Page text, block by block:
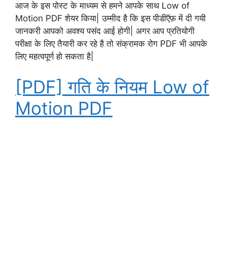
आज के इस पोस्ट के माध्यम से हमने आपके साथ Low of
Motion PDF शेयर किया| उम्मीद है कि इस पीडीऍफ़ में दी गयी
जानकरी आपको अवश्य पसंद आई होगी| अगर आप प्रतियोगी
परीक्षा के लिए तैयारी कर रहे है तो संक्रामक रोग PDF भी आपके
लिए महत्वपूर्ण हो सकता है|
[PDF] गति के नियम Low of
Motion PDF